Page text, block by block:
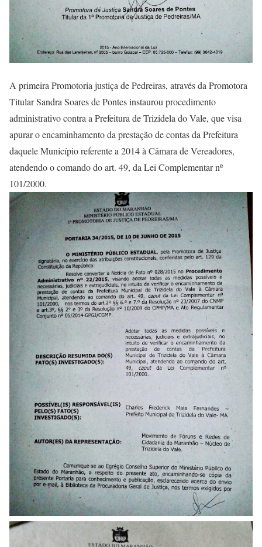
A primeira Promotoria justiça de Pedreiras, através da Promotora
Titular Sandra Soares de Pontes instaurou procedimento
administrativo contra a Prefeitura de Trizidela do Vale, que visa
apurar o encaminhamento da prestação de contas da Prefeitura
daquele Município referente a 2014 à Câmara de Vereadores,
atendendo o comando do art. 49, da Lei Complementar nº
101/2000.